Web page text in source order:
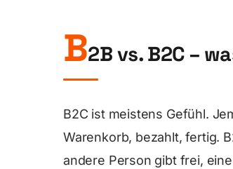
B2B vs. B2C –
B2C ist meistens Gefühl.
Warenkorb, bezahlt, fertig.
andere Person gibt frei,